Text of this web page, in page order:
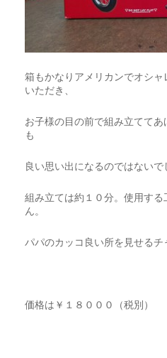
箱もかなりアメリカンでオシ
いただき、
お子様の目の前で組み立てて
も
良い思い出になるのではないで
組み立ては約１０分。使用す
ん。
パパのカッコ良い所を見せるチ
価格は￥１８０００（税別）